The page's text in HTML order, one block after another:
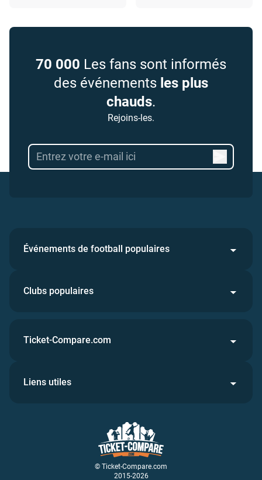
70 000 Les fans sont informés
des événements les plus
chauds.
Rejoins-les.
Événements de football populaires
Clubs populaires
© Ticket-Compare.com
2015-2026
Ticket-Compare.com
Liens utiles